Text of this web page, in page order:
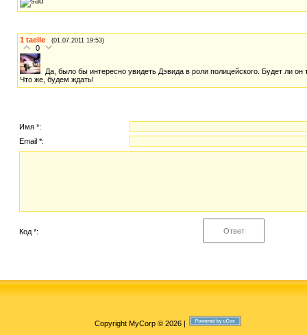
1 taelle (01.07.2011 19:53)
0
Да, было бы интересно увидеть Дэвида в роли полицейского. Будет ли
Что же, будем ждать!
Имя *:
Email *:
Код *:
Copyright MyCorp © 2026|